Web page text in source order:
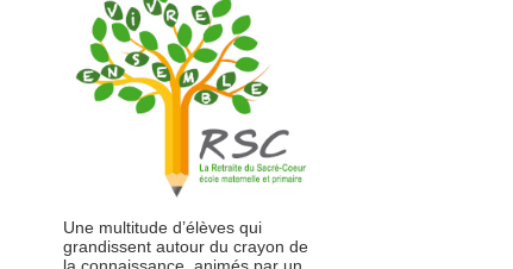
Une multitude d’élèves qui
grandissent autour du crayon de